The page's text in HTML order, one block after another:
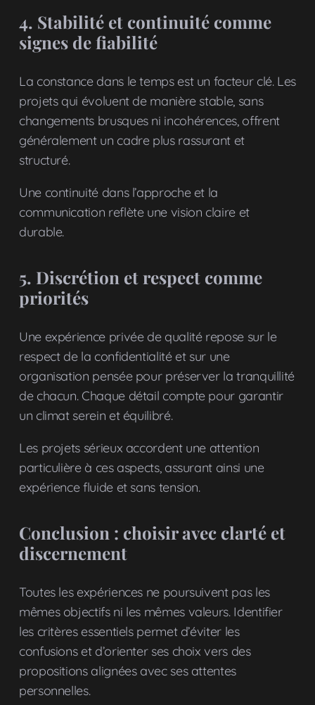
4. Stabilité et continuité comme
signes de fiabilité
La constance dans le temps est un facteur clé. Les
projets qui évoluent de manière stable, sans
changements brusques ni incohérences, offrent
généralement un cadre plus rassurant et
structuré.
Une continuité dans l’approche et la
communication reflète une vision claire et
durable.
5. Discrétion et respect comme
priorités
Une expérience privée de qualité repose sur le
respect de la confidentialité et sur une
organisation pensée pour préserver la tranquillité
de chacun. Chaque détail compte pour garantir
un climat serein et équilibré.
Les projets sérieux accordent une attention
particulière à ces aspects, assurant ainsi une
expérience fluide et sans tension.
Conclusion : choisir avec clarté et
discernement
Toutes les expériences ne poursuivent pas les
mêmes objectifs ni les mêmes valeurs. Identifier
les critères essentiels permet d’éviter les
confusions et d’orienter ses choix vers des
propositions alignées avec ses attentes
personnelles.